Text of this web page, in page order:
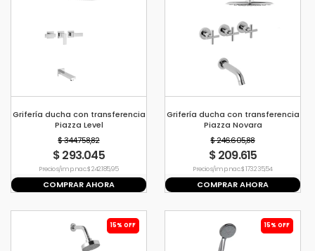
Grifería ducha con transferencia
Piazza Level
$ 344.758,82
$ 293.045
Precio s/imp. nac. $ 242.185,95
COMPRAR AHORA
Grifería ducha con transferencia
Piazza Novara
$ 246.605,88
$ 209.615
Precio s/imp. nac. $ 173.235,54
COMPRAR AHORA
15% OFF 15% OFF